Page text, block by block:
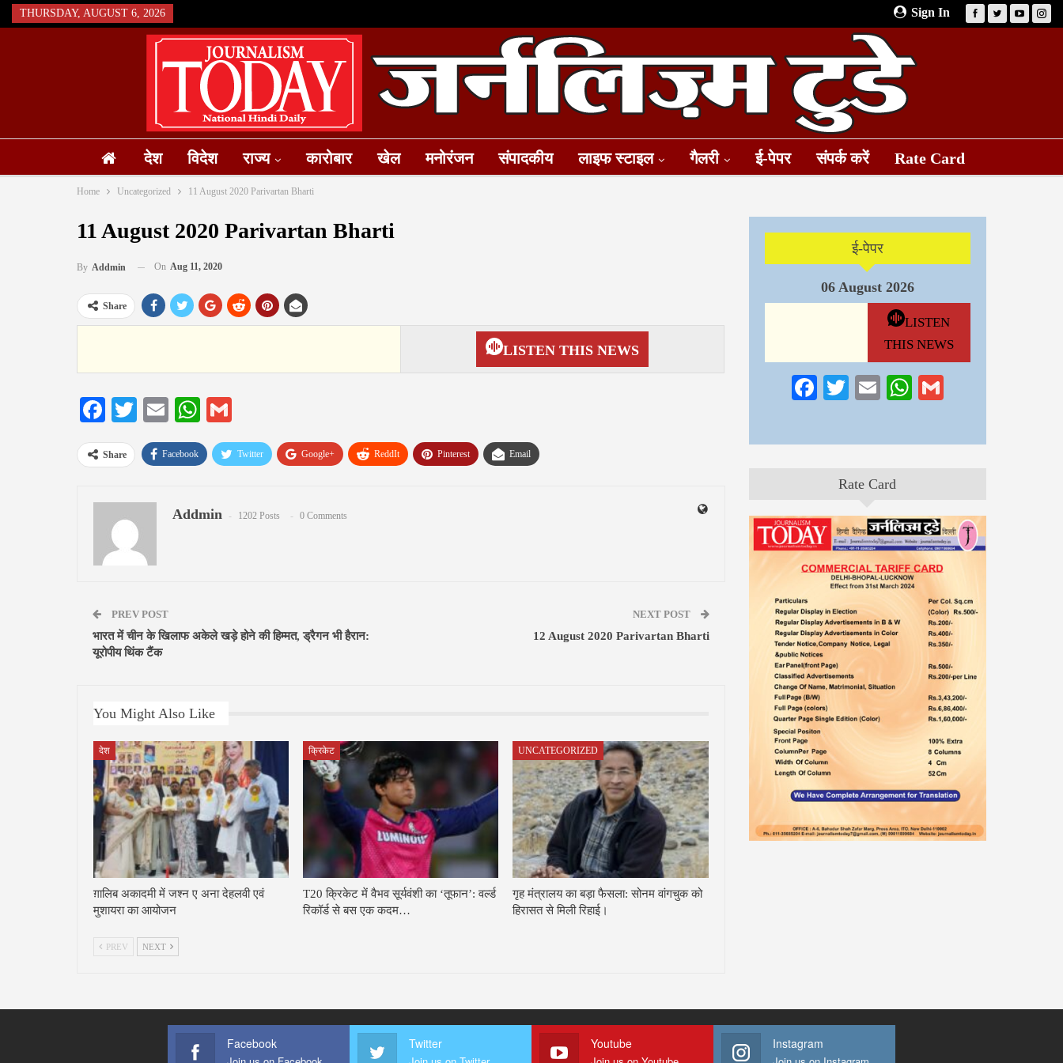
Sign In
THURSDAY, AUGUST 6, 2026
देश विदेश राज्य कारोबार खेल मनोरंजन संपादकीय लाइफ स्टाइल गैलरी ई-पेपर संपर्क करें Rate Card
Home Uncategorized 11 August 2020 Parivartan Bharti
11 August 2020 Parivartan Bharti
By Addmin On Aug 11, 2020
Share
LISTEN THIS NEWS
Facebook
TwitterEmailWhatsApp
Share Facebook Twitter Google+ ReddIt Pinterest Email
Addmin 1202 Posts 0 Comments
PREV POST
भारत में चीन के खिलाफ अकेले खड़े होने की हिम्मत, ड्रैगन भी हैरान:
यूरोपीय थिंक टैंक
NEXT POST
12 August 2020 Parivartan Bharti
You Might Also Like
देश
ग़ालिब अकादमी में जश्न ए अना देहलवी एवं
मुशायरा का आयोजन
क्रिकेट
T20 क्रिकेट में वैभव सूर्यवंशी का ‘तूफान’: वर्ल्ड
रिकॉर्ड से बस एक कदम…
UNCATEGORIZED
गृह मंत्रालय का बड़ा फैसला: सोनम वांगचुक को
हिरासत से मिली रिहाई।
PREV NEXT
ई-पेपर
06 August 2026
LISTEN
THIS NEWS
Facebook
TwitterEmailWhatsApp
Rate Card
Facebook Twitter Youtube Instagram